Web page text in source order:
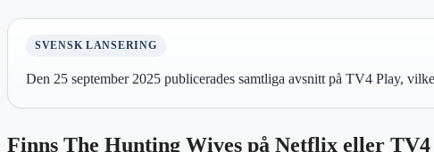
SVENSK LANSERING
Den 25 september 2025 publicerades samtliga avsnitt på TV4 Play,
Finns The Hunting Wives på Netflix eller TV4